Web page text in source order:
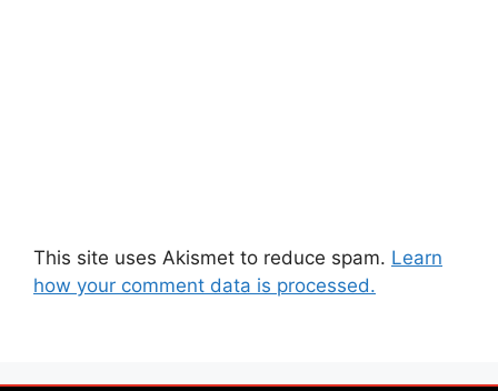
This site uses Akismet to reduce spam. Learn
how your comment data is processed.